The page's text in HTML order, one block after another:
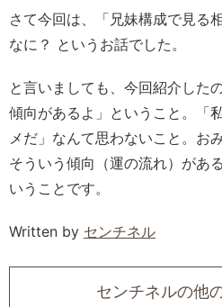
さて今回は、「兄妹構成で見る
なに？ というお話でした。
と言いましても、今回紹介した
傾向があるよ」ということ。「
メだ」なんて思わないこと。お
そういう傾向（運の流れ）があ
いうことです。
Written by センチネル
センチネルの他